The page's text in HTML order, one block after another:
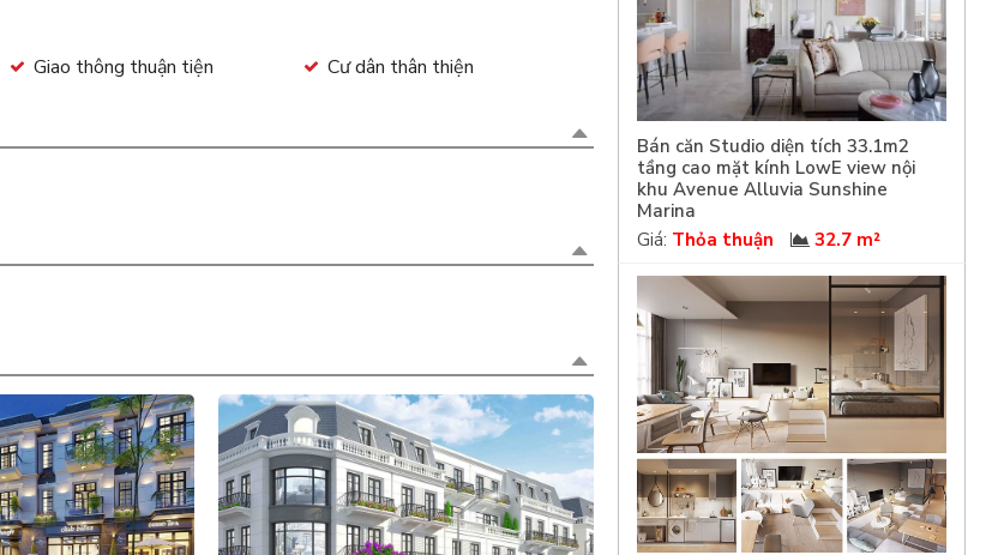
Giao thông thuận tiện Cư dân thân thiện
Bán căn Studio diện tích 33.1m2
tầng cao mặt kính LowE view nội
khu Avenue Alluvia Sunshine
Marina
Giá: Thỏa thuận 32.7 m²